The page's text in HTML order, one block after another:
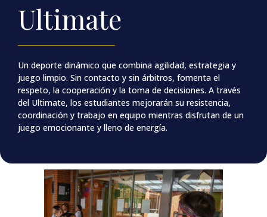
Ultimate
Un deporte dinámico que combina agilidad, estrategia y
juego limpio. Sin contacto y sin árbitros, fomenta el
respeto, la cooperación y la toma de decisiones. A través
del Ultimate, los estudiantes mejorarán su resistencia,
coordinación y trabajo en equipo mientras disfrutan de un
juego emocionante y lleno de energía.